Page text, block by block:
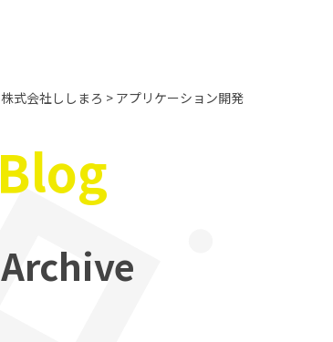
株式会社ししまろ > アプリケーション開発
Blog
Archive